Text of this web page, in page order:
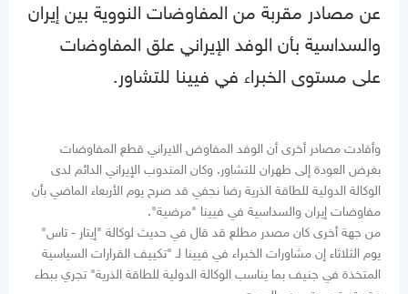
عن مصادر مقربة من المفاوضات النووية بين إيران
والسداسية بأن الوفد الإيراني علق المفاوضات
على مستوى الخبراء في فيينا للتشاور.
وأفادت مصادر أخرى أن الوفد المفاوض الايراني قطع المفاوضات
بغرض العودة إلى طهران للتشاور. وكان المندوب الإيراني الدائم لدى
الوكالة الدولية للطاقة الذرية رضا نجفي قد صرح يوم الأربعاء الماضي بأن
مفاوضات إيران والسداسية في فيينا "مرضية".
من جهة أخرى كان مصدر مطلع قد قال في حديث لوكالة "إيتار - تاس"
يوم الثلاثاء إن مشاورات الخبراء في فيينا لـ "تكييف القرارات السياسية
المتخذة في جنيف بما يناسب الوكالة الدولية للطاقة الذرية" تجري ببطء